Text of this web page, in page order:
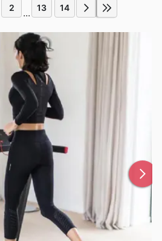
2 ... 13 14